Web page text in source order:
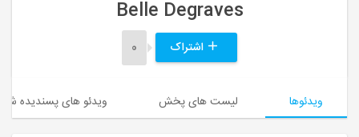
Belle Degraves
اشتراک 0
ویدئوها لیست های پخش ویدئو های پسندیده